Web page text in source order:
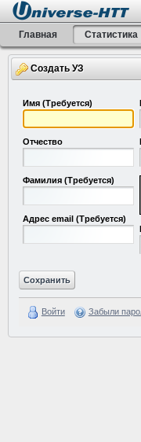
Главная Статистика
Создать УЗ
Имя(Требуется)
Отчество
Фамилия(Требуется)
Адрес email(Требуется)
Войти Забыли